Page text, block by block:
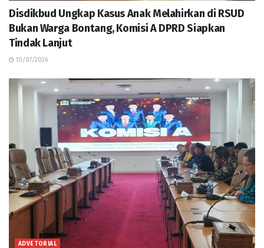
Disdikbud Ungkap Kasus Anak Melahirkan di RSUD
Bukan Warga Bontang, Komisi A DPRD Siapkan
Tindak Lanjut
10/07/2026
ADVETORIAL